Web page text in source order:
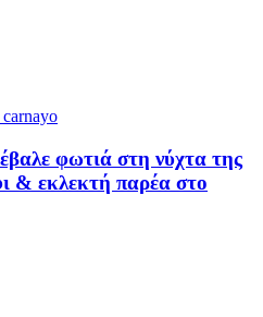
φωτιά στη νύχτα της
& εκλεκτή παρέα στο